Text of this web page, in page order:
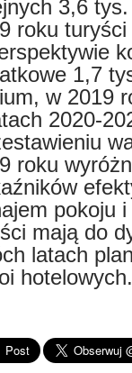
3,6
roku
1,7
w 2019
2020-
roku
pokoju
mają do
latach
hotelowych.